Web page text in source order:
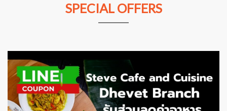
SPECIAL OFFERS